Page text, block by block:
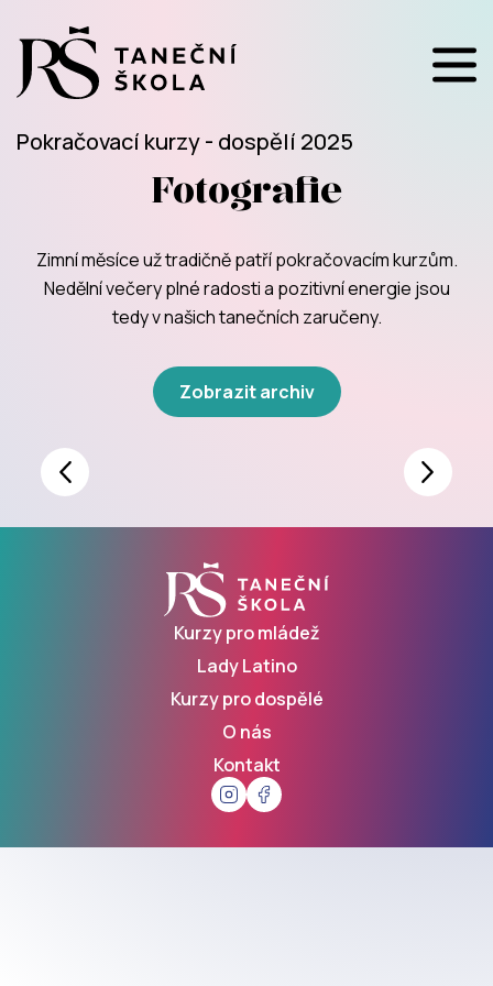
Pokračovací kurzy - dospělí 2025
Fotografie
Zimní měsíce už tradičně patří pokračovacím kurzům.
Nedělní večery plné radosti a pozitivní energie jsou
tedy v našich tanečních zaručeny.
Zobrazit archiv
Kurzy pro mládež
Lady Latino
Kurzy pro dospělé
O nás
Kontakt